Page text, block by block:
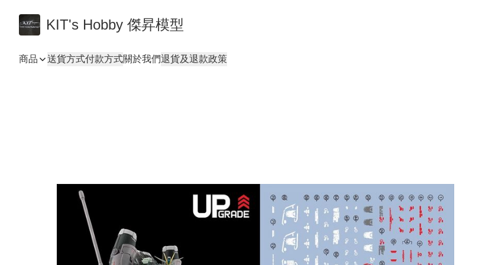
KIT's Hobby 傑昇模型
商品 送貨方式付款方式關於我們退貨及退款政策